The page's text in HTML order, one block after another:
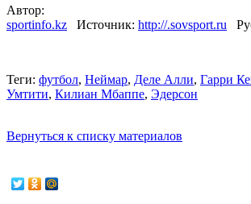
Автор:
sportinfo.kz
Источник: http://.sovsport.ru
Теги: футбол, Неймар, Деле Алли, Гарри
Умтити, Килиан Мбаппе, Эдерсон
Вернуться к списку материалов